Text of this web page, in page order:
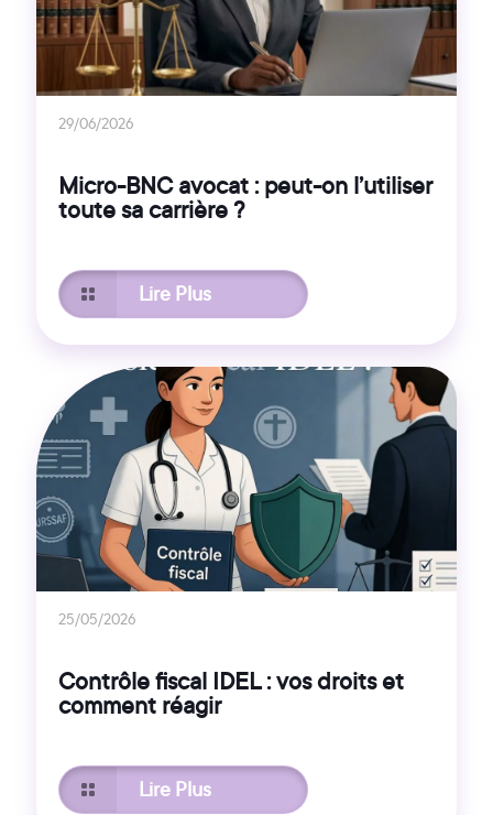
29/06/2026
Micro-BNC avocat : peut-on l’utiliser
toute sa carrière ?
Lire Plus
25/05/2026
Contrôle fiscal IDEL : vos droits et
comment réagir
Lire Plus